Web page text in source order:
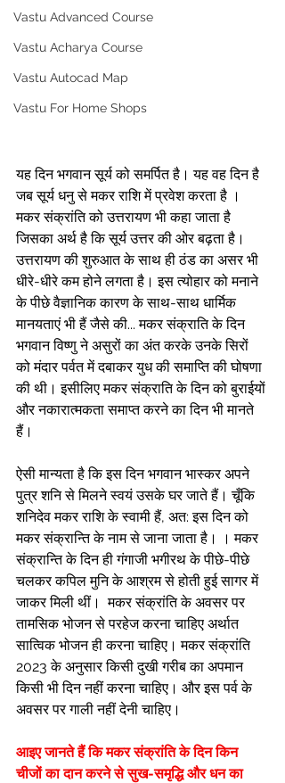
Vastu Advanced Course
Vastu Acharya Course
Vastu Autocad Map
Vastu For Home Shops
यह दिन भगवान सूर्य को समर्पित है। यह वह दिन है
जब सूर्य धनु से मकर राशि में प्रवेश करता है ।
मकर संक्रांति को उत्तरायण भी कहा जाता है
जिसका अर्थ है कि सूर्य उत्तर की ओर बढ़ता है।
उत्तरायण की शुरुआत के साथ ही ठंड का असर भी
धीरे-धीरे कम होने लगता है। इस त्योहार को मनाने
के पीछे वैज्ञानिक कारण के साथ-साथ धार्मिक
मानयताएं भी हैं जैसे की... मकर संक्राति के दिन
भगवान विष्णु ने असुरों का अंत करके उनके सिरों
को मंदार पर्वत में दबाकर युध की समाप्ति की घोषणा
की थी। इसीलिए मकर संक्राति के दिन को बुराईयों
और नकारात्मकता समाप्त करने का दिन भी मानते
हैं।
ऐसी मान्यता है कि इस दिन भगवान भास्कर अपने
पुत्र शनि से मिलने स्वयं उसके घर जाते हैं। चूँकि
शनिदेव मकर राशि के स्वामी हैं, अत: इस दिन को
मकर संक्रान्ति के नाम से जाना जाता है। । मकर
संक्रान्ति के दिन ही गंगाजी भगीरथ के पीछे-पीछे
चलकर कपिल मुनि के आश्रम से होती हुई सागर में
जाकर मिली थीं।  मकर संक्रांति के अवसर पर
तामसिक भोजन से परहेज करना चाहिए अर्थात
सात्विक भोजन ही करना चाहिए। मकर संक्रांति
2023 के अनुसार किसी दुखी गरीब का अपमान
किसी भी दिन नहीं करना चाहिए। और इस पर्व के
अवसर पर गाली नहीं देनी चाहिए।
आइए जानते हैं कि मकर संक्रांति के दिन किन
चीजों का दान करने से सुख-समृद्धि और धन का